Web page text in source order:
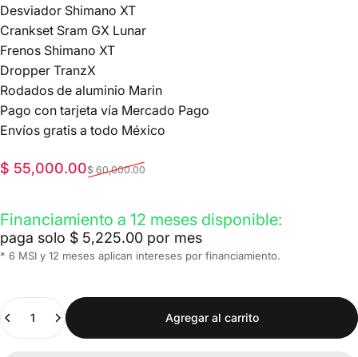
Desviador Shimano XT
Crankset Sram GX Lunar
Frenos Shimano XT
Dropper TranzX
Rodados de aluminio Marin
Pago con tarjeta vía Mercado Pago
Envíos gratis a todo México
Precio de oferta
$ 55,000.00
Precio habitual$ 60,000.00
Financiamiento a 12 meses disponible:
paga solo $ 5,225.00 por mes
* 6 MSI y 12 meses aplican intereses por financiamiento.
Cantidad
Agregar al carrito